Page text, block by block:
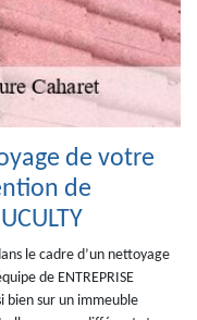
de votre
de
le cadre d’un nettoyage
de ENTREPRISE
bien sur un immeuble